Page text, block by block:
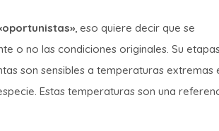
, eso quiere decir que se
o no las condiciones originales. Su
son sensibles a temperaturas extremas
Estas temperaturas son una